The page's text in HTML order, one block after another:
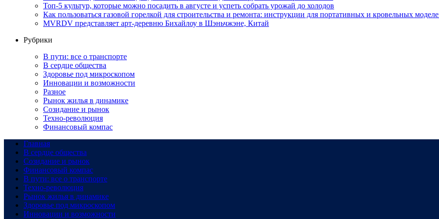
Топ-5 культур, которые можно посадить в августе и успеть собрать урожай до холодов
Как пользоваться газовой горелкой для строительства и ремонта: инструкции для портативных и кровельных
MVRDV представляет арт-деревню Бихайлоу в Шэньчжэне, Китай
Рубрики
В пути: все о транспорте
В сердце общества
Здоровье под микроскопом
Инновации и возможности
Разное
Рынок жилья в динамике
Созидание и рынок
Техно-революция
Финансовый компас
Главная
В сердце общества
Созидание и рынок
Финансовый компас
В пути: все о транспорте
Техно-революция
Рынок жилья в динамике
Здоровье под микроскопом
Инновации и возможности